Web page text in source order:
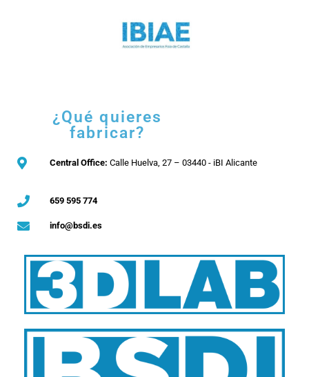
¿Qué quieres
fabricar?
Central Office: Calle Huelva, 27 – 03440 - iBI Alicante
659 595 774
info@bsdi.es